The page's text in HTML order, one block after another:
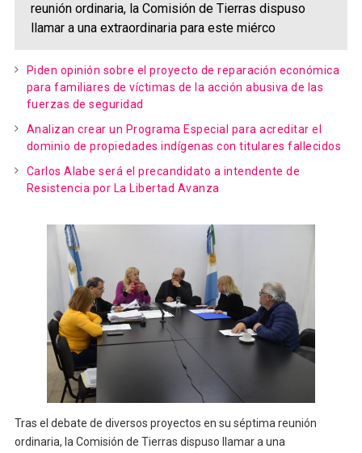
reunión ordinaria, la Comisión de Tierras dispuso
llamar a una extraordinaria para este miérco
Piden opinión sobre el proyecto de reparación económica
para familiares de víctimas de la acción abusiva de las
fuerzas de seguridad
Analizan crear un Programa Especial para acreditar el
dominio de propiedades indígenas con titulares fallecidos
Carlos Alabe será el precandidato a intendente de
Resistencia por La Libertad Avanza
Tras el debate de diversos proyectos en su séptima reunión
ordinaria, la Comisión de Tierras dispuso llamar a una